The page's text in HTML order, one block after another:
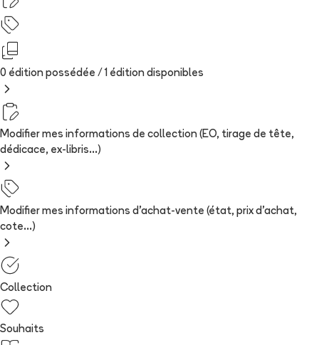
0 édition possédée / 1 édition disponibles
Modifier mes informations de collection (EO, tirage de tête,
dédicace, ex-libris...)
Modifier mes informations d'achat-vente (état, prix d'achat,
cote...)
Collection
Souhaits